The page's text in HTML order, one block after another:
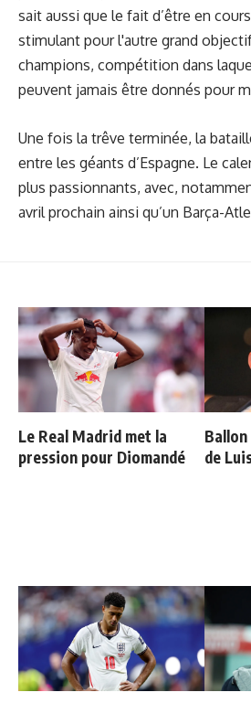
sait aussi que le fait d’être en
stimulant pour l'autre grand
champions, compétition dans
peuvent jamais être donnés pour
Une fois la trêve terminée, la
entre les géants d’Espagne. Le
plus passionnants, avec,
avril prochain ainsi qu’un Barça-
Le Real Madrid met la
pression pour Diomandé
de